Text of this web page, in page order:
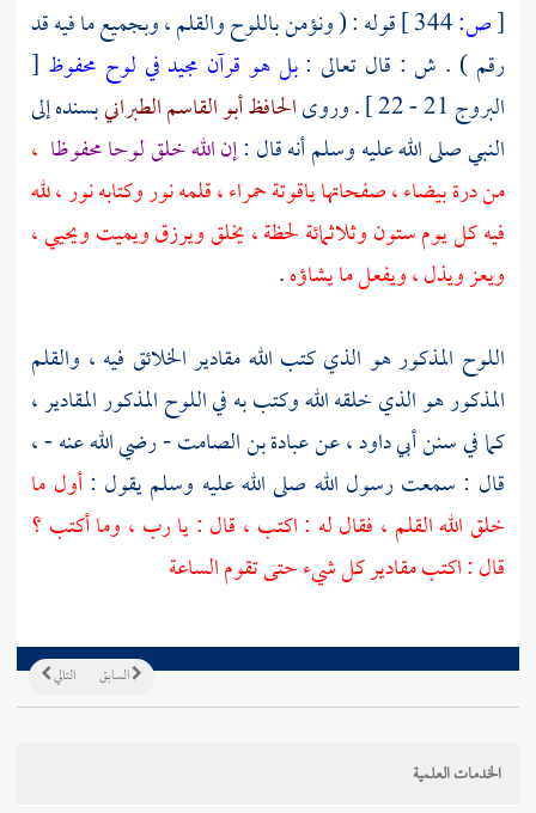
[ص:
قوله : ( ونؤمن باللوح والقلم ، وبجميع ما فيه قد
رقم ) . ش : قال تعالى :بل هو قرآن مجيدفي لوح محفوظ [
البروج 21 - 22 ] . وروى
الحافظ أبو القاسم الطبرانيبسنده إلى
النبي صلى الله عليه وسلم أنه قال :إن الله خلق لوحا محفوظا ،
من درة بيضاء ، صفحاتها ياقوتة حمراء ، قلمه نور وكتابه نور ، لله
فيه كل يوم ستون وثلاثمائة لحظة ، يخلق ويرزق ويميت ويحيي ،
ويعز ويذل ، ويفعل ما يشاؤه.
اللوح المذكور هو الذي كتب الله مقادير الخلائق فيه ، والقلم
المذكور هو الذي خلقه الله وكتب به في اللوح المذكور المقادير ،
كما في سننأبي داود ،عنعبادة بن الصامت - رضي الله عنه - ،
قال : سمعت رسول الله صلى الله عليه وسلم يقول :أول ما
خلق الله القلم ، فقال له : اكتب ، قال : يا رب ، وما أكتب ؟
قال : اكتب مقادير كل شيء حتى تقوم الساعة
التالي السابق
الخدمات العلمية